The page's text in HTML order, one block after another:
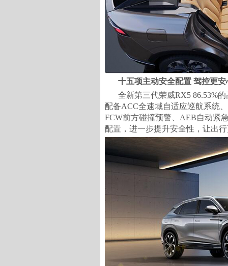
十五项主动安全配置 驾控更安
全新第三代荣威RX5 86.53%
配备ACC全速域自适应巡航系统
FCW前方碰撞预警、AEB自动紧
配置，进一步提升安全性，让出